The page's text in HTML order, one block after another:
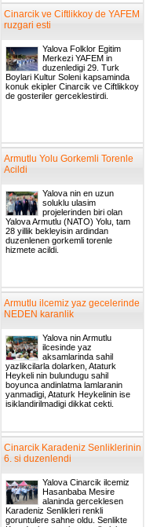
Cinarcik ve Ciftlikkoy de YAFEM
ruzgari esti
Yalova Folklor Egitim
Merkezi YAFEM in
duzenledigi 29. Turk
Boylari Kultur Soleni kapsaminda
konuk ekipler Cinarcik ve Ciftlikkoy
de gosteriler gerceklestirdi.
Armutlu Yolu Gorkemli Torenle
Acildi
Yalova nin en uzun
soluklu ulasim
projelerinden biri olan
Yalova Armutlu (NATO) Yolu, tam
28 yillik bekleyisin ardindan
duzenlenen gorkemli torenle
hizmete acildi.
Armutlu ilcemiz yaz gecelerinde
NEDEN karanlik
Yalova nin Armutlu
ilcesinde yaz
aksamlarinda sahil
yazlikcilarla dolarken, Ataturk
Heykeli nin bulundugu sahil
boyunca andinlatma lamlaranin
yanmadigi, Ataturk Heykelinin ise
isiklandirilmadigi dikkat cekti.
Cinarcik Karadeniz Senliklerinin
6. si duzenlendi
Yalova Cinarcik ilcemiz
Hasanbaba Mesire
alaninda gerceklesen
Karadeniz Senlikleri renkli
goruntulere sahne oldu. Senlikte